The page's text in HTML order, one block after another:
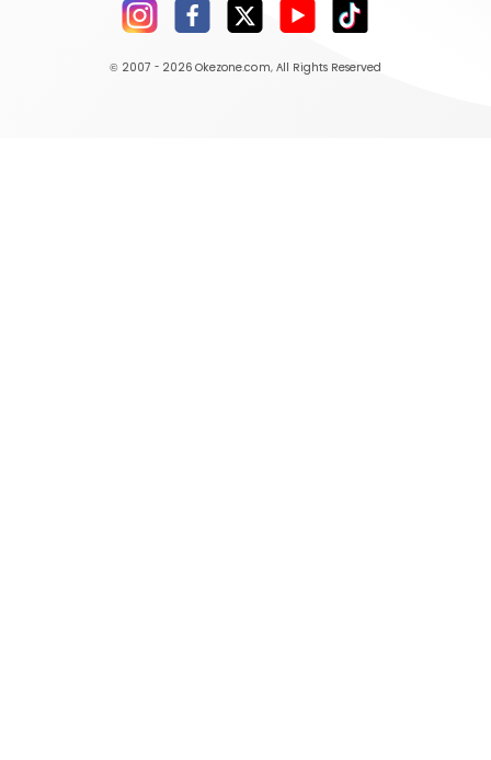
© 2007 - 2026 Okezone.com, All Rights Reserved